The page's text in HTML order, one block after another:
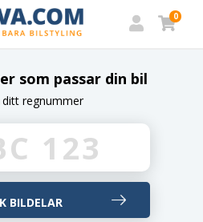
0
som passar din bil
ditt regnummer